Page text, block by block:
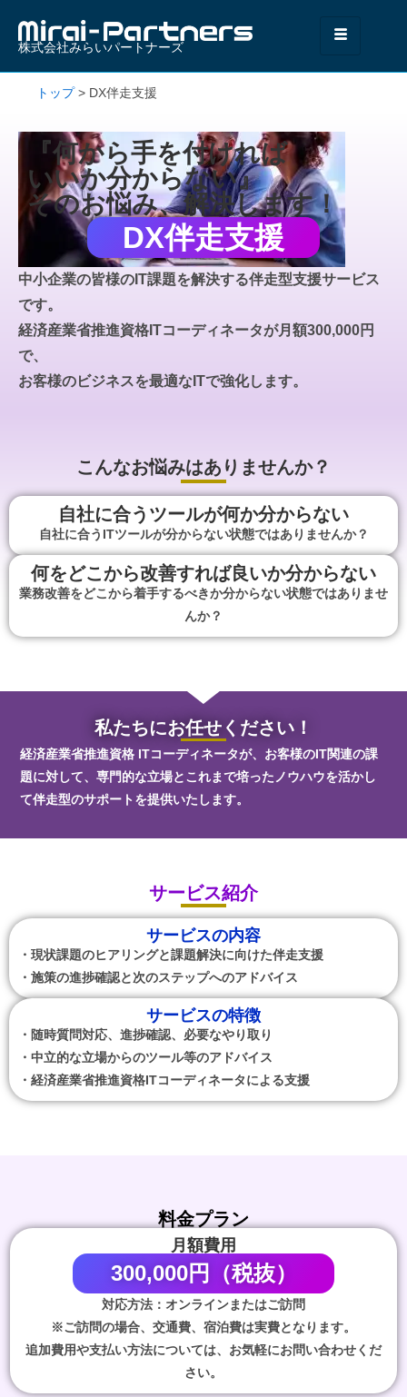
株式会社みらいパートナーズ
トップ> DX伴走支援
『何から手を付ければ
いいか分からない』
そのお悩み、解決します！
DX伴走支援
中小企業の皆様のIT課題を解決する伴走型支援サービス
です。
経済産業省推進資格ITコーディネータが月額300,000円
で、
お客様のビジネスを最適なITで強化します。
こんなお悩みはありませんか？
自社に合うツールが何か分からない
自社に合うITツールが分からない状態ではありませんか？
何をどこから改善すれば良いか分からない
業務改善をどこから着手するべきか分からない状態ではありませ
んか？
私たちにお任せください！
経済産業省推進資格 ITコーディネータが、お客様のIT関連の課
題に対して、専門的な立場とこれまで培ったノウハウを活かし
て伴走型のサポートを提供いたします。
サービス紹介
サービスの内容
・現状課題のヒアリングと課題解決に向けた伴走支援
・施策の進捗確認と次のステップへのアドバイス
サービスの特徴
・随時質問対応、進捗確認、必要なやり取り
・中立的な立場からのツール等のアドバイス
・経済産業省推進資格ITコーディネータによる支援
料金プラン
月額費用
300,000円（税抜）
対応方法：オンラインまたはご訪問
※ご訪問の場合、交通費、宿泊費は実費となります。
追加費用や支払い方法については、お気軽にお問い合わせくだ
さい。